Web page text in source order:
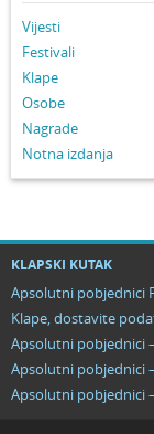
Vijesti
Festivali
Klape
Osobe
Nagrade
Notna izdanja
KLAPSKI KUTAK
Apsolutni pobjednici
Klape, dostavite
Apsolutni pobjednici
Apsolutni pobjednici
Apsolutni pobjednici